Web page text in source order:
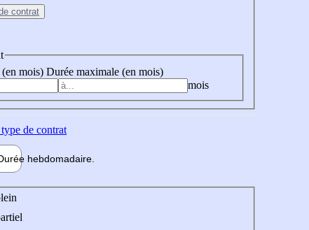
contrat
mois) Durée maximale (en mois)
mois
de contrat
hebdomadaire